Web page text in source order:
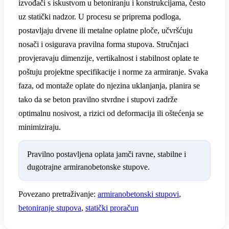
izvođači s iskustvom u betoniranju i konstrukcijama, često
uz statički nadzor. U procesu se priprema podloga,
postavljaju drvene ili metalne oplatne ploče, učvršćuju
nosači i osigurava pravilna forma stupova. Stručnjaci
provjeravaju dimenzije, vertikalnost i stabilnost oplate te
poštuju projektne specifikacije i norme za armiranje. Svaka
faza, od montaže oplate do njezina uklanjanja, planira se
tako da se beton pravilno stvrdne i stupovi zadrže
optimalnu nosivost, a rizici od deformacija ili oštećenja se
minimiziraju.
Pravilno postavljena oplata jamči ravne, stabilne i
dugotrajne armiranobetonske stupove.
Povezano pretraživanje: armiranobetonski stupovi,
betoniranje stupova, statički proračun